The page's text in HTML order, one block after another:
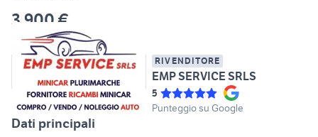
3.900 €
RIVENDITORE
EMP SERVICE SRLS
5
Punteggio su Google
Dati principali